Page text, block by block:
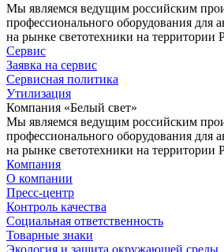
Мы являемся ведущим российским
профессионального оборудования для
на рынке светотехники на
Сервис
Заявка на сервис
Сервисная политика
Утилизация
Компания «Белый свет»
Мы являемся ведущим российским
профессионального оборудования для
на рынке светотехники на
Компания
О компании
Пресс-центр
Контроль качества
Социальная ответственность
Товарные знаки
Экология и защита окружающей среды